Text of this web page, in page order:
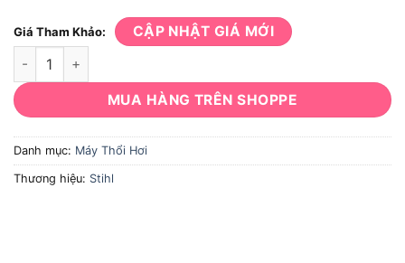
Giá Tham Khảo: CẬP NHẬT GIÁ MỚI
Máy Thổi Hơi Stihl BG-86C số lượng
MUA HÀNG TRÊN SHOPPE
Danh mục: Máy Thổi Hơi
Thương hiệu: Stihl